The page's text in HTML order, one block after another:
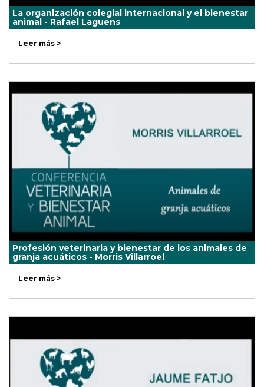
La organización colegial internacional y el bienestar
animal - Rafael Laguens
Leer más >
Profesión veterinaria y bienestar de los animales de
granja acuáticos - Morris Villarroel
Leer más >